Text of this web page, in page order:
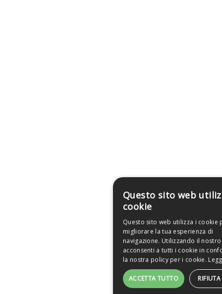
Questo sito web
cookie
Questo sito web utilizza i cookie
migliorare la tua esperienza di
navigazione. Utilizzando il
acconsenti a tutti i cookie in
la nostra policy per i cookie.
ACCETTA TUTTO